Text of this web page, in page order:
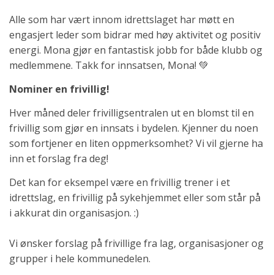
Alle som har vært innom idrettslaget har møtt en
engasjert leder som bidrar med høy aktivitet og positiv
energi. Mona gjør en fantastisk jobb for både klubb og
medlemmene. Takk for innsatsen, Mona! 💚
Nominer en frivillig!
Hver måned deler frivilligsentralen ut en blomst til en
frivillig som gjør en innsats i bydelen. Kjenner du noen
som fortjener en liten oppmerksomhet? Vi vil gjerne ha
inn et forslag fra deg!
Det kan for eksempel være en frivillig trener i et
idrettslag, en frivillig på sykehjemmet eller som står på
i akkurat din organisasjon. :)
Vi ønsker forslag på frivillige fra lag, organisasjoner og
grupper i hele kommunedelen.